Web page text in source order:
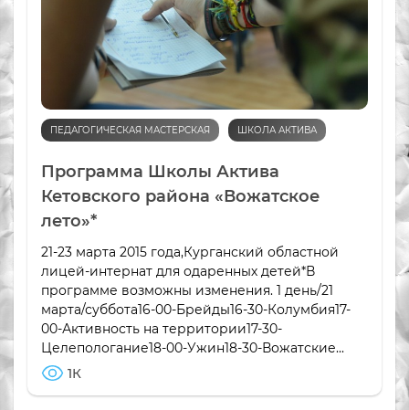
ПЕДАГОГИЧЕСКАЯ МАСТЕРСКАЯ ШКОЛА АКТИВА
Программа Школы Актива
Кетовского района «Вожатское
лето»*
21-23 марта 2015 года,Курганский областной
лицей-интернат для одаренных детей*В
программе возможны изменения. 1 день/21
марта/суббота16-00-Брейды16-30-Колумбия17-
00-Активность на территории17-30-
Целепологание18-00-Ужин18-30-Вожатские...
1К